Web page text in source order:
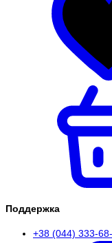
Поддержка
+38 (044) 333-